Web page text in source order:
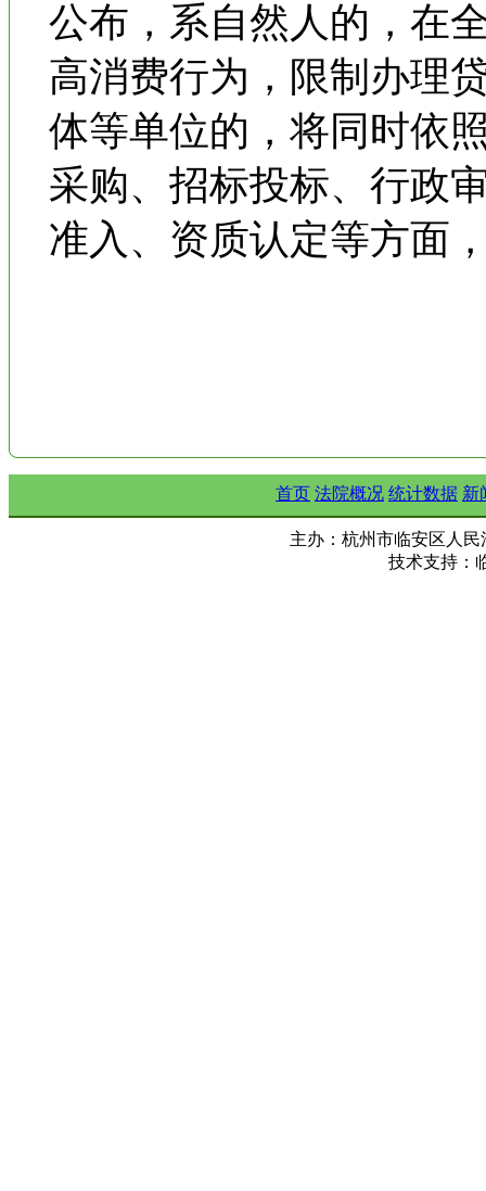
公布，系自然人的，在
高消费行为，限制办理
体等单位的，将同时依
采购、招标投标、行政
准入、资质认定等方面
首页 法院概况 统计数据 新
主办：杭州市临安区人民
技术支持：